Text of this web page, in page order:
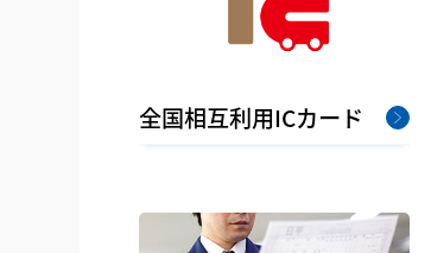
全国相互利用ICカード